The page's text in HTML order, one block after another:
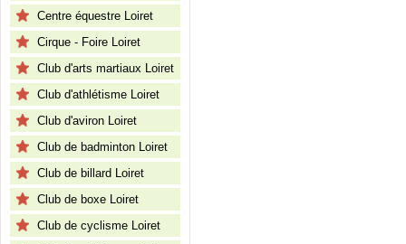
Centre équestre Loiret
Cirque - Foire Loiret
Club d'arts martiaux Loiret
Club d'athlétisme Loiret
Club d'aviron Loiret
Club de badminton Loiret
Club de billard Loiret
Club de boxe Loiret
Club de cyclisme Loiret